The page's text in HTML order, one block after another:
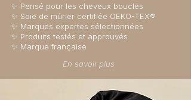
✨ Pensé pour les cheveux bouclés
✨ Soie de mûrier certifiée OEKO-TEX®
✨ Marques expertes sélectionnées
✨ Produits testés et approuvés
✨ Marque française
En savoir plus